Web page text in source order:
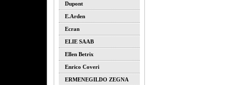
Dupont
E.arden
Ecran
ELIE SAAB
Ellen Betrix
Enrico Coveri
ERMENEGILDO ZEGNA